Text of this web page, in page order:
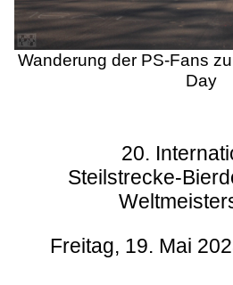
Wanderung der PS-Fans
Day
20.
Steilstrecke-
Freitag, 19. Mai